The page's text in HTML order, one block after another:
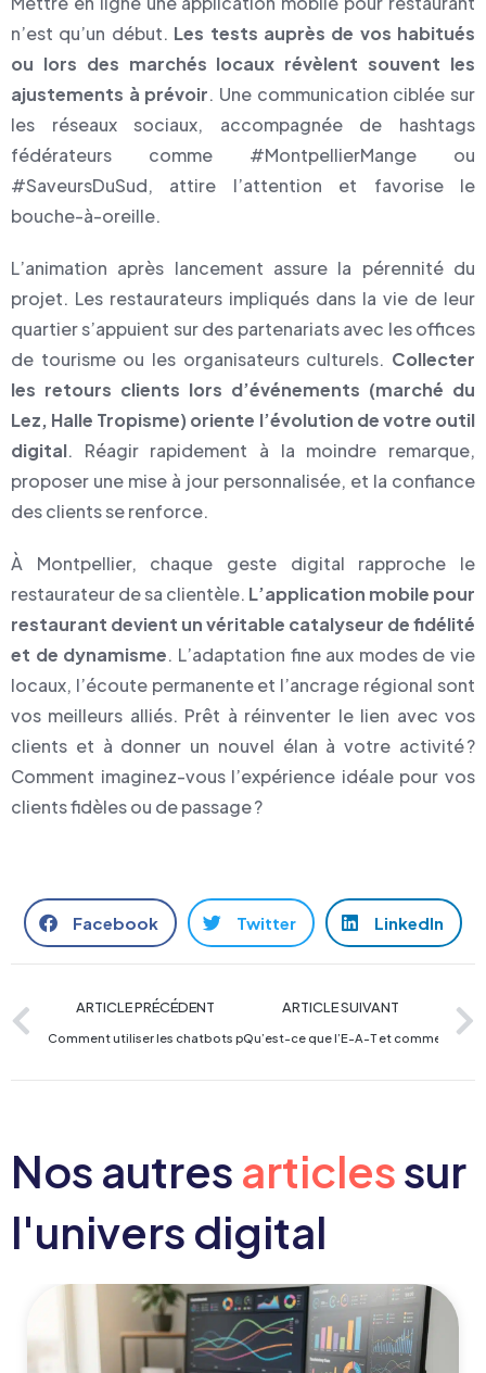
n’est qu’un début. Les tests auprès de vos habitués
ou lors des marchés locaux révèlent souvent les
ajustements à prévoir. Une communication ciblée sur
les réseaux sociaux, accompagnée de hashtags
fédérateurs comme #MontpellierMange ou
#SaveursDuSud, attire l’attention et favorise le
bouche-à-oreille.
L’animation après lancement assure la pérennité du
projet. Les restaurateurs impliqués dans la vie de leur
quartier s’appuient sur des partenariats avec les offices
de tourisme ou les organisateurs culturels. Collecter
les retours clients lors d’événements (marché du
Lez, Halle Tropisme) oriente l’évolution de votre outil
digital. Réagir rapidement à la moindre remarque,
proposer une mise à jour personnalisée, et la confiance
des clients se renforce.
À Montpellier, chaque geste digital rapproche le
restaurateur de sa clientèle. L’application mobile pour
restaurant devient un véritable catalyseur de fidélité
et de dynamisme. L’adaptation fine aux modes de vie
locaux, l’écoute permanente et l’ancrage régional sont
vos meilleurs alliés. Prêt à réinventer le lien avec vos
clients et à donner un nouvel élan à votre activité ?
Comment imaginez-vous l’expérience idéale pour vos
clients fidèles ou de passage ?
Facebook Twitter LinkedIn
ARTICLE PRÉCÉDENT
Comment utiliser les chatbots pour améliorer son e-commerce ?
ARTICLE SUIVANT
Qu’est-ce que l’E-A-T et comment
Nos autresarticlessur
l'univers digital